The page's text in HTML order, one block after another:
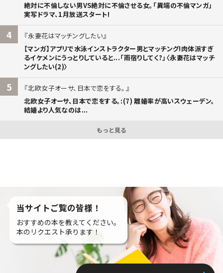
絶対に不倫しない男VS絶対に不倫させる女。「異端の不倫マンガ」
実写ドラマ、1月放送スタート!
4
永妻花はマッチングしたい
【マンガ】アプリで水泳インストラクター男とマッチング!肉体派すぎ
るイケメンにうっとりしていると...「雨宿りしてく?」〈永妻花はマッチ
ングしたい(2)〉
5
北欧女子オーサ、日本で恋をする。
北欧女子オーサ、日本で恋をする。:(7) 離婚率が高いスウェーデン。
結婚より人気なのは...
もっと見る
当サイトご覧の皆様！
おすすめの本を教えてください。
本のリクエスト承ります！